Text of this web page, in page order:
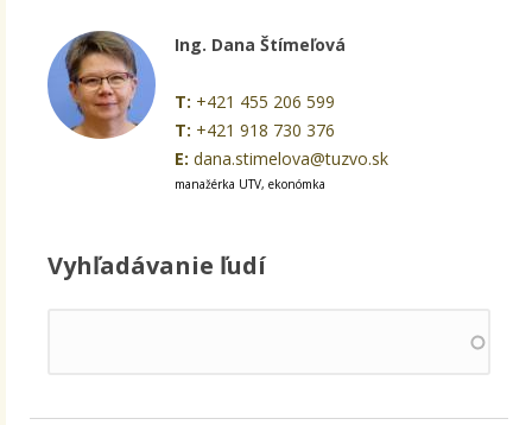
Ing. Dana Štímeľová
T: +421 455 206 599
T: +421 918 730 376
E: dana.stimelova@tuzvo.sk
manažérka UTV, ekonómka
Vyhľadávanie ľudí